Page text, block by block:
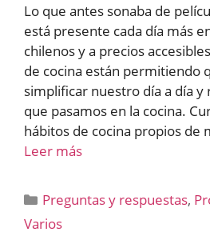
Lo que antes sonaba de
está presente cada día más
chilenos y a precios
de cocina están permitiendo
simplificar nuestro día a día
que pasamos en la cocina.
hábitos de cocina propios de
Leer más
Categorías
Preguntas y respuestas,
Varios